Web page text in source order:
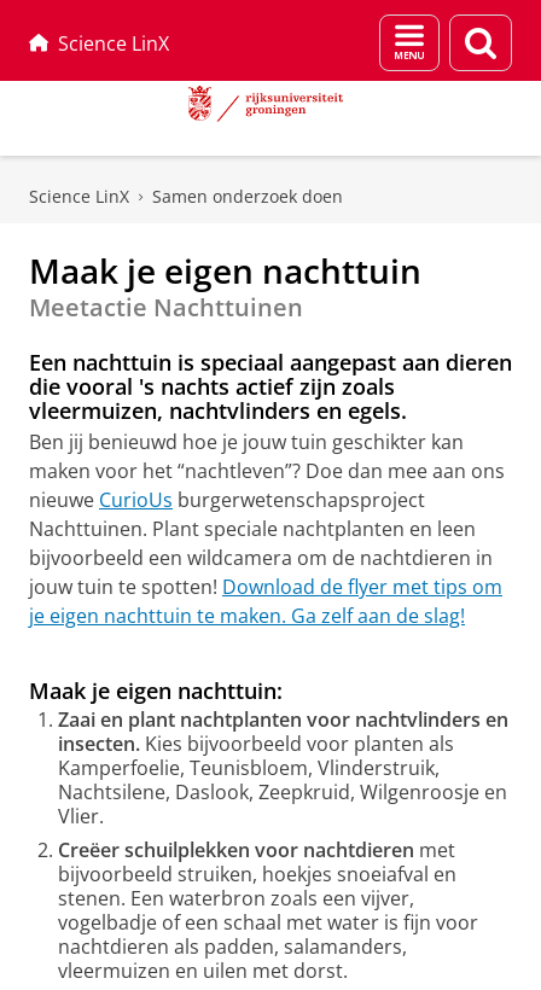
Science LinX
Menu
en
Science LinX Samen onderzoek doen
Maak je eigen nachttuin
Meetactie Nachttuinen
Een nachttuin is speciaal aangepast aan dieren
die vooral 's nachts actief zijn zoals
vleermuizen, nachtvlinders en egels.
Ben jij benieuwd hoe je jouw tuin geschikter kan
maken voor het “nachtleven”? Doe dan mee aan ons
nieuwe CurioUs burgerwetenschapsproject
Nachttuinen. Plant speciale nachtplanten en leen
bijvoorbeeld een wildcamera om de nachtdieren in
jouw tuin te spotten! Download de flyer met tips om
je eigen nachttuin te maken. Ga zelf aan de slag!
Onderzoek de nachtnatuur in jouw schooltuin met de
video te zien
Maak je eigen nachttuin:
Zaai en plant nachtplanten voor nachtvlinders en
insecten. Kies bijvoorbeeld voor planten als
Kamperfoelie, Teunisbloem, Vlinderstruik,
Nachtsilene, Daslook, Zeepkruid, Wilgenroosje en
Vlier.
Creëer schuilplekken voor nachtdieren met
bijvoorbeeld struiken, hoekjes snoeiafval en
stenen. Een waterbron zoals een vijver,
vogelbadje of een schaal met water is fijn voor
nachtdieren als padden, salamanders,
vleermuizen en uilen met dorst.